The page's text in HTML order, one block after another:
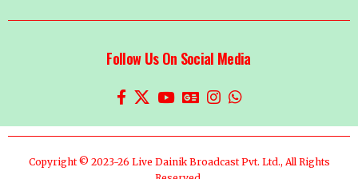
Follow Us On Social Media
Copyright © 2023-26 Live Dainik Broadcast Pvt. Ltd., All Rights